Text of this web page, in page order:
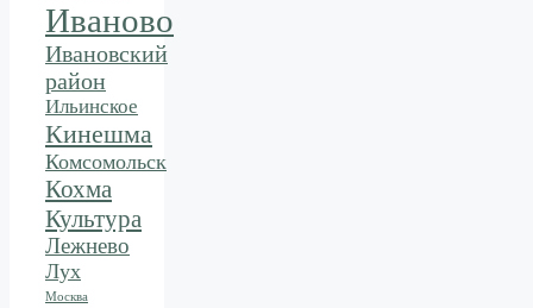
Иваново
Ивановский
район
Ильинское
Кинешма
Комсомольск
Кохма
Культура
Лежнево
Лух
Москва